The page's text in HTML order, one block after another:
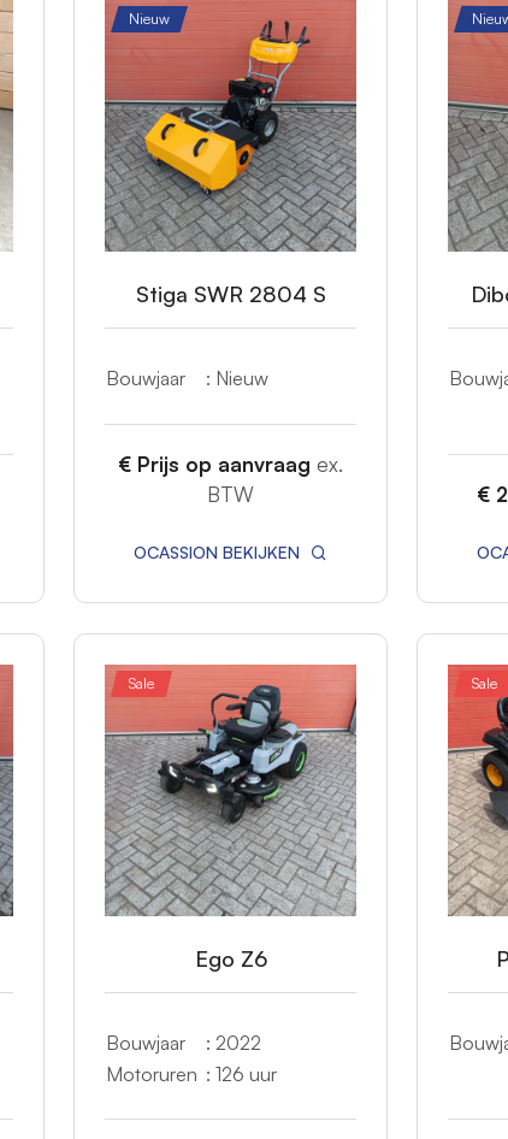
Nieuw
Stiga SWR 2804 S
Bouwjaar : Nieuw
€ Prijs op aanvraag ex.
BTW
OCASSION BEKIJKEN
€
Sale
Ego Z6
Bouwjaar
: 2022
Motoruren : 126 uur
Sale